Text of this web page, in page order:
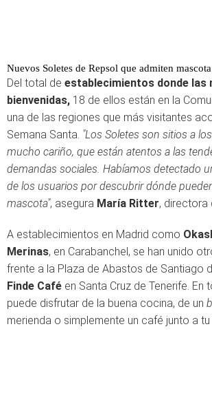
Nuevos Soletes de Repsol que admiten mascota
Del total de establecimientos donde las
bienvenidas, 18 de ellos están en la
una de las regiones que más visitantes
Semana Santa. "Los Soletes son sitios a
mucho cariño, que están atentos a las
demandas sociales. Habíamos detectado
de los usuarios por descubrir dónde
mascota", asegura María Ritter, directora
A establecimientos en Madrid como
Merinas, en Carabanchel, se han unido
frente a la Plaza de Abastos de Santiago
Finde Café en Santa Cruz de Tenerife. En
puede disfrutar de la buena cocina, de un
merienda o simplemente un café junto a